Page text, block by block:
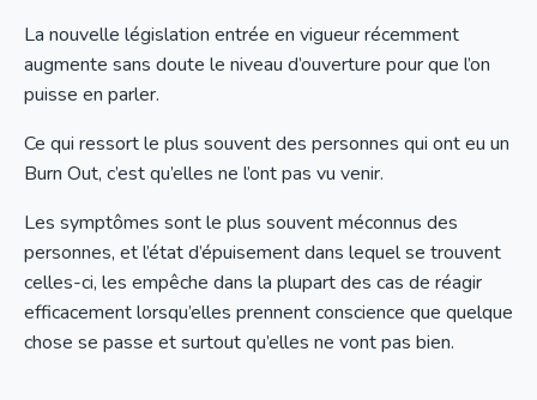
La nouvelle législation entrée en vigueur récemment
augmente sans doute le niveau d’ouverture pour que l’on
puisse en parler.
Ce qui ressort le plus souvent des personnes qui ont eu un
Burn Out, c’est qu’elles ne l’ont pas vu venir.
Les symptômes sont le plus souvent méconnus des
personnes, et l’état d’épuisement dans lequel se trouvent
celles-ci, les empêche dans la plupart des cas de réagir
efficacement lorsqu’elles prennent conscience que quelque
chose se passe et surtout qu’elles ne vont pas bien.